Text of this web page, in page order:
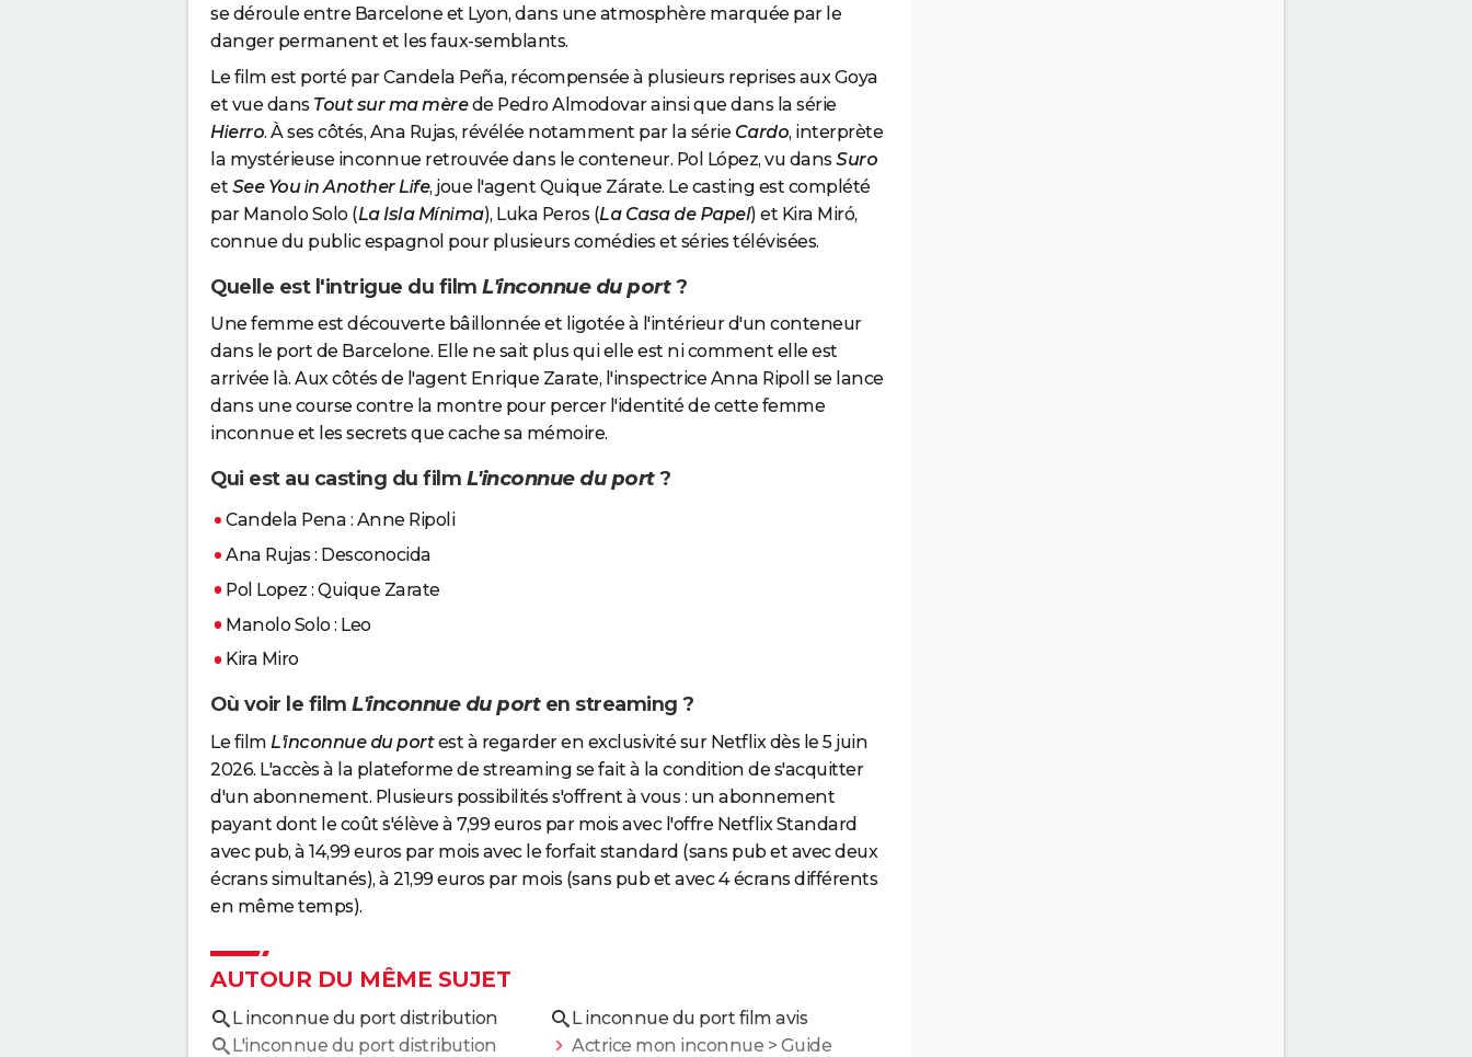
se déroule entre Barcelone et Lyon, dans une atmosphère marquée par le
danger permanent et les faux-semblants.
Le film est porté par Candela Peña, récompensée à plusieurs reprises aux Goya
et vue dans Tout sur ma mèrede Pedro Almodovar ainsi que dans la série
Hierro. À ses côtés, Ana Rujas, révélée notamment par la série Cardo, interprète
la mystérieuse inconnue retrouvée dans le conteneur. Pol López, vu dansSuro
et See You in Another Life, joue l'agent Quique Zárate. Le casting est complété
par Manolo Solo (La Isla Mínima), Luka Peros (La Casa de Papel) et Kira Miró,
connue du public espagnol pour plusieurs comédies et séries télévisées.
Quelle est l'intrigue du film L'inconnue du port?
Une femme est découverte bâillonnée et ligotée à l'intérieur d'un conteneur
dans le port de Barcelone. Elle ne sait plus qui elle est ni comment elle est
arrivée là. Aux côtés de l'agent Enrique Zarate, l'inspectrice Anna Ripoll se lance
dans une course contre la montre pour percer l'identité de cette femme
inconnue et les secrets que cache sa mémoire.
Qui est au casting du film L'inconnue du port?
Candela Pena : Anne Ripoli
Ana Rujas : Desconocida
Pol Lopez : Quique Zarate
Manolo Solo : Leo
Kira Miro
Où voir le film L'inconnue du porten streaming ?
Le film L'inconnue du portest à regarder en exclusivité sur Netflix dès le 5 juin
2026. L'accès à la plateforme de streaming se fait à la condition de s'acquitter
d'un abonnement. Plusieurs possibilités s'offrent à vous : un abonnement
payant dont le coût s'élève à 7,99 euros par mois avec l'offre Netflix Standard
avec pub, à 14,99 euros par mois avec le forfait standard (sans pub et avec deux
écrans simultanés), à 21,99 euros par mois (sans pub et avec 4 écrans différents
en même temps).
AUTOUR DU MÊME SUJET
L inconnue du port distribution
L inconnue du port film avis
L'inconnue du port distribution
Actrice mon inconnue > Guide